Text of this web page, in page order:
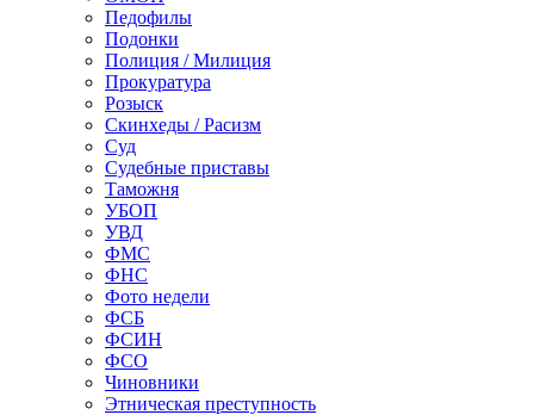
Педофилы
Подонки
Полиция / Милиция
Прокуратура
Розыск
Скинхеды / Расизм
Суд
Судебные приставы
Таможня
УБОП
УВД
ФМС
ФНС
Фото недели
ФСБ
ФСИН
ФСО
Чиновники
Этническая преступность